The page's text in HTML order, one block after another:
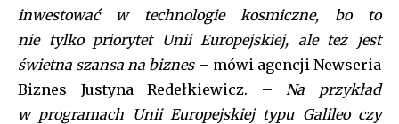
inwestować w technologie kosmiczne, bo to
nie tylko priorytet Unii Europejskiej, ale też jest
świetna szansa na biznes – mówi agencji Newseria
Biznes Justyna Redełkiewicz. – Na przykład
w programach Unii Europejskiej typu Galileo czy